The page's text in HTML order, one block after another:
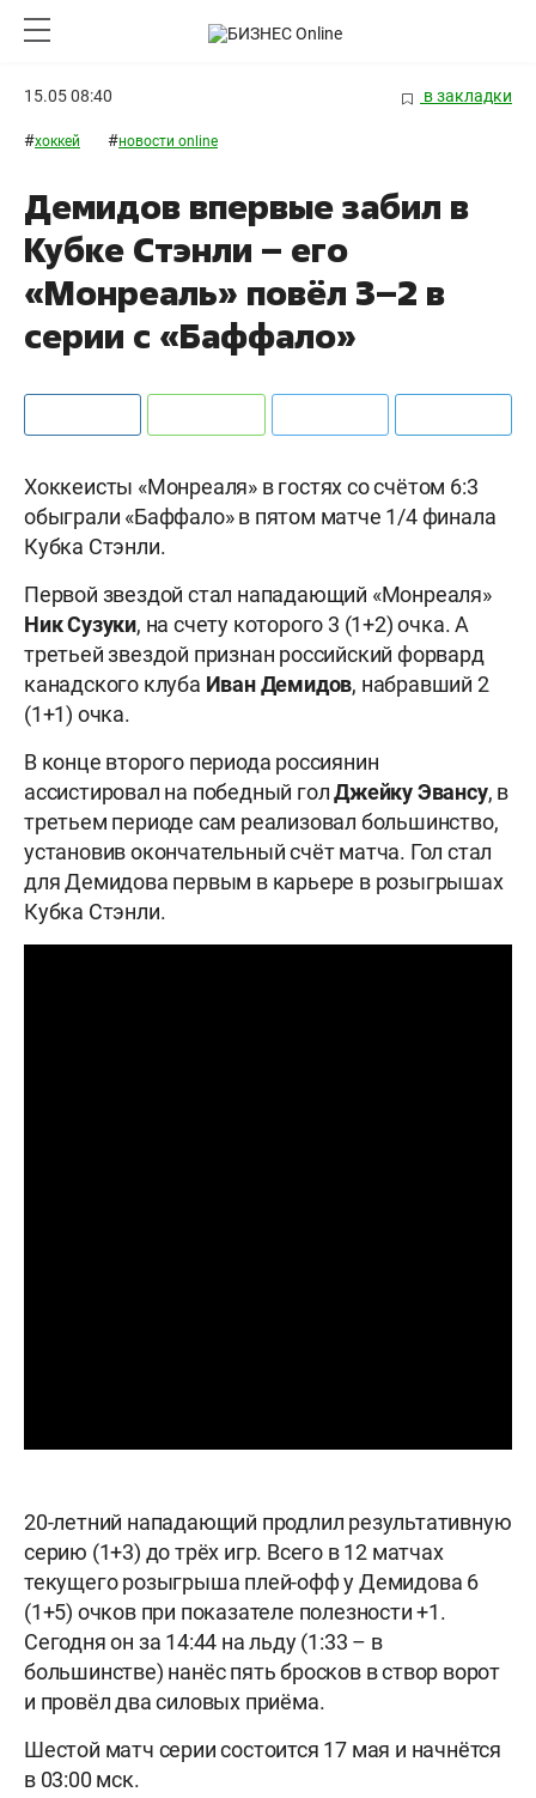
15.05 08:40 в закладки
#хоккей #новости online
Демидов впервые забил в
Кубке Стэнли – его
«Монреаль» повёл 3–2 в
серии с «Баффало»
Хоккеисты «Монреаля» в гостях со счётом 6:3
обыграли «Баффало» в пятом матче 1/4 финала
Кубка Стэнли.
Первой звездой стал нападающий «Монреаля»
Ник Сузуки, на счету которого 3 (1+2) очка. А
третьей звездой признан российский форвард
канадского клуба Иван Демидов, набравший 2
(1+1) очка.
В конце второго периода россиянин
ассистировал на победный голДжейку Эвансу, в
третьем периоде сам реализовал большинство,
установив окончательный счёт матча. Гол стал
для Демидова первым в карьере в розыгрышах
Кубка Стэнли.
20-летний нападающий продлил результативную
серию (1+3) до трёх игр. Всего в 12 матчах
текущего розыгрыша плей-офф у Демидова 6
(1+5) очков при показателе полезности +1.
Сегодня он за 14:44 на льду (1:33 – в
большинстве) нанёс пять бросков в створ ворот
и провёл два силовых приёма.
Шестой матч серии состоится 17 мая и начнётся
в 03:00 мск.